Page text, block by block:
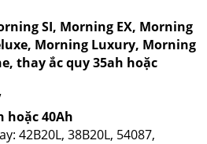
SI, Morning EX, Morning
Morning Luxury, Morning
thay ắc quy 35ah hoặc
hoặc 40Ah
42B20L, 38B20L, 54087,